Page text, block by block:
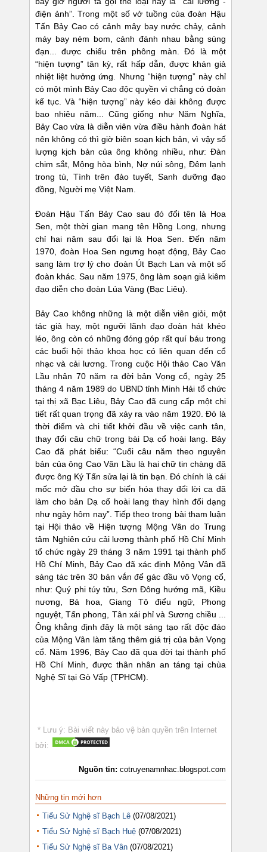
điện ảnh”. Trong một số vở tuồng của đoàn Hậu
Tấn Bảy Cao có cảnh mây bay nước chảy, cảnh
máy bay ném bom, cảnh đánh nhau bằng súng
đạn... được chiếu trên phông màn. Đó là một
“hiện tượng” tân kỳ, rất hấp dẫn, được khán giả
nhiệt liệt hưởng ứng. Nhưng “hiện tượng” này chỉ
có một mình Bảy Cao độc quyền vì chẳng có đoàn
kế tục. Và “hiện tượng” này kéo dài không được
bao nhiêu năm... Cũng giống như Năm Nghĩa,
Bảy Cao vừa là diễn viên vừa điều hành đoàn hát
nên không có thì giờ biên soạn kịch bản, vì vậy số
lượng kịch bản của ông không nhiều, như: Đàn
chim sắt, Mộng hòa bình, Nợ núi sông, Đêm lạnh
trong tù, Tình trên đảo tuyết, Sanh dưỡng đạo
đồng, Người mẹ Việt Nam.
Đoàn Hậu Tấn Bảy Cao sau đó đổi tên là Hoa
Sen, một thời gian mang tên Hồng Long, nhưng
chỉ hai năm sau đổi lại là Hoa Sen. Đến năm
1970, đoàn Hoa Sen ngưng hoạt động, Bảy Cao
sang làm trợ lý cho đoàn Út Bạch Lan và một số
đoàn khác. Sau năm 1975, ông làm soạn giả kiêm
đạo diễn cho đoàn Lúa Vàng (Bạc Liêu).
Bảy Cao không những là một diễn viên giỏi, một
tác giả hay, một ngưỡi lãnh đạo đoàn hát khéo
léo, ông còn có những đóng góp rất quí báu trong
các buổi hội thảo khoa học có liên quan đến cổ
nhạc và cải lương. Trong cuộc Hội thảo Cao Văn
Lầu nhân 70 năm ra đời bản Vọng cổ, ngày 25
tháng 4 năm 1989 do UBND tỉnh Minh Hải tổ chức
tại thị xã Bạc Liêu, Bảy Cao đã cung cấp một chi
tiết rất quan trọng đã xảy ra vào năm 1920. Đó là
thời điểm và chi tiết khởi đầu về việc canh tân,
thay đổi câu chữ trong bài Dạ cổ hoài lang. Bảy
Cao đã phát biểu: “Cuối câu năm theo nguyên
bản của ông Cao Văn Lầu là hai chữ tin chàng đã
được ông Ký Tấn sửa lại là tin bạn. Đó chính là cái
mốc mở đầu cho sự biến hóa thay đổi lời ca đã
làm cho bản Dạ cổ hoài lang thay hình đổi dạng
như ngày hôm nay”. Tiếp theo trong bài tham luận
tại Hội thảo về Hiện tượng Mộng Vân do Trung
tâm Nghiên cứu cải lương thành phố Hồ Chí Minh
tổ chức ngày 29 tháng 3 năm 1991 tại thành phố
Hồ Chí Minh, Bảy Cao đã xác định Mộng Vân đã
sáng tác trên 30 bản vắn để gác đầu vô Vọng cổ,
như: Quý phi túy tửu, Sơn Đông hướng mã, Kiều
nương, Bá hoa, Giang Tô điểu ngữ, Phong
nguyệt, Tấn phong, Tân xái phỉ và Sương chiều ...
Ông khẳng định đây là một sáng tạo rất độc đáo
của Mộng Vân làm tăng thêm giá trị của bản Vọng
cổ. Năm 1996, Bảy Cao đã qua đời tại thành phố
Hồ Chí Minh, được thân nhân an táng tại chùa
Nghệ Sĩ tại Gò Vấp (TPHCM).
* Lưu ý: Bài viết này bảo vệ bản quyền trên Internet
bởi:
Nguồn tin: cotruyenamnhac.blogspot.com
Những tin mới hơn
Tiểu Sử Nghệ sĩ Bạch Lê (07/08/2021)
Tiểu Sử Nghệ sĩ Bạch Huệ (07/08/2021)
Tiểu Sử Nghệ sĩ Ba Vân (07/08/2021)